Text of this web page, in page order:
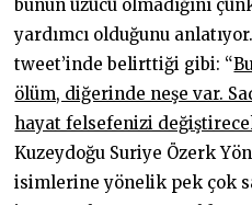
bunun üzücü olmadığını
yardımcı olduğunu
tweet’inde belirttiği gibi: “
ölüm, diğerinde neşe var.
hayat felsefenizi
Kuzeydoğu Suriye Özerk
isimlerine yönelik pek çok